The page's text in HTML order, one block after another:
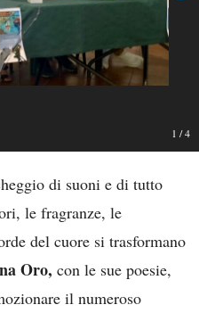
1 /4
di suoni e di tutto
le fragranze, le
del cuore si trasformano
Oro, con le sue poesie,
il numeroso